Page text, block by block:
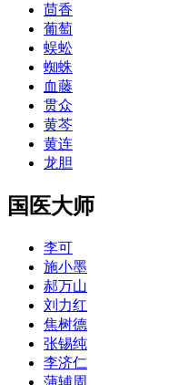
茴香
葡萄
蜈蚣
蜘蛛
血藤
贯众
黄芩
黄连
龙胆
国医大师
李可
施小墨
郝万山
刘力红
焦树德
张锡纯
李济仁